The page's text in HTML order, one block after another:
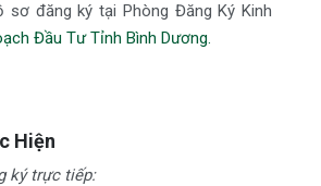
sơ đăng ký tại Phòng Đăng Ký Kinh
Đầu Tư Tỉnh Bình Dương.
Hiện
ký trực tiếp: